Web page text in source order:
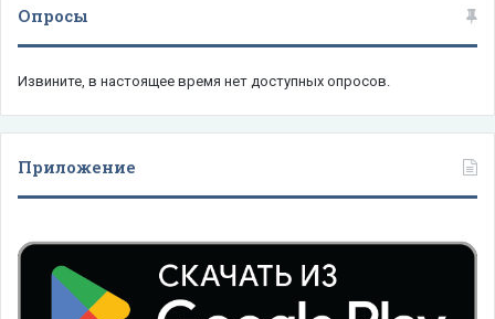
Опросы
Извините, в настоящее время нет доступных опросов.
Приложение